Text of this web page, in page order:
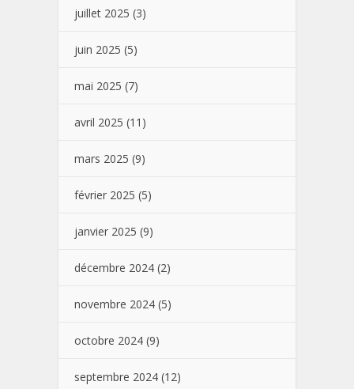
juillet 2025 (3)
juin 2025 (5)
mai 2025 (7)
avril 2025 (11)
mars 2025 (9)
février 2025 (5)
janvier 2025 (9)
décembre 2024 (2)
novembre 2024 (5)
octobre 2024 (9)
septembre 2024 (12)